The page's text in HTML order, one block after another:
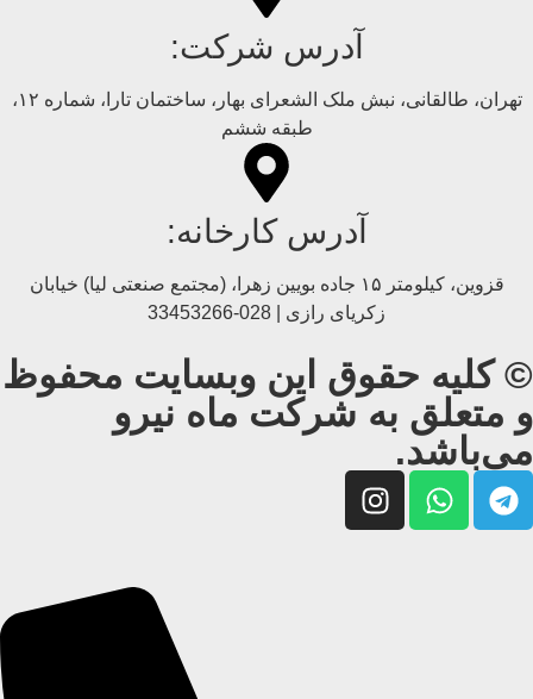
آدرس شرکت:
تهران، طالقانی، نبش ملک الشعرای بهار، ساختمان تارا، شماره ۱۲،
طبقه ششم
آدرس کارخانه:
قزوین، کیلومتر ۱۵ جاده بويین زهرا، (مجتمع صنعتی لیا) خیابان
زکریای رازی | 028-33453266
© کلیه حقوق این وبسایت محفوظ
و متعلق به شرکت ماه نیرو
می‌باشد.